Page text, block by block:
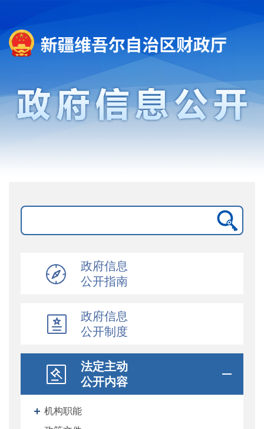
政府信息
公开指南
政府信息
公开制度
法定主动
公开内容
机构职能